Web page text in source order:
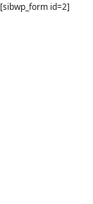
[sibwp_form id=2]